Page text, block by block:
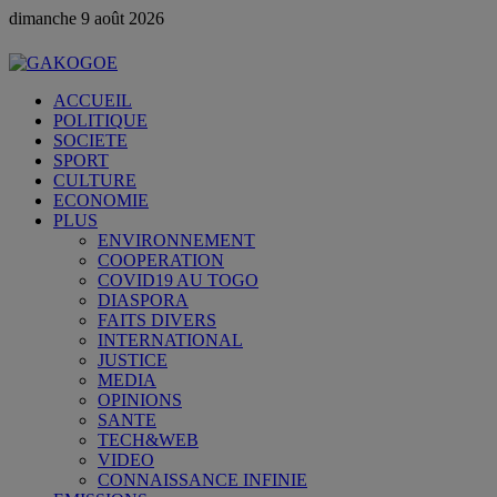
dimanche 9 août 2026
ACCUEIL
POLITIQUE
SOCIETE
SPORT
CULTURE
ECONOMIE
PLUS
ENVIRONNEMENT
COOPERATION
COVID19 AU TOGO
DIASPORA
FAITS DIVERS
INTERNATIONAL
JUSTICE
MEDIA
OPINIONS
SANTE
TECH&WEB
VIDEO
CONNAISSANCE INFINIE